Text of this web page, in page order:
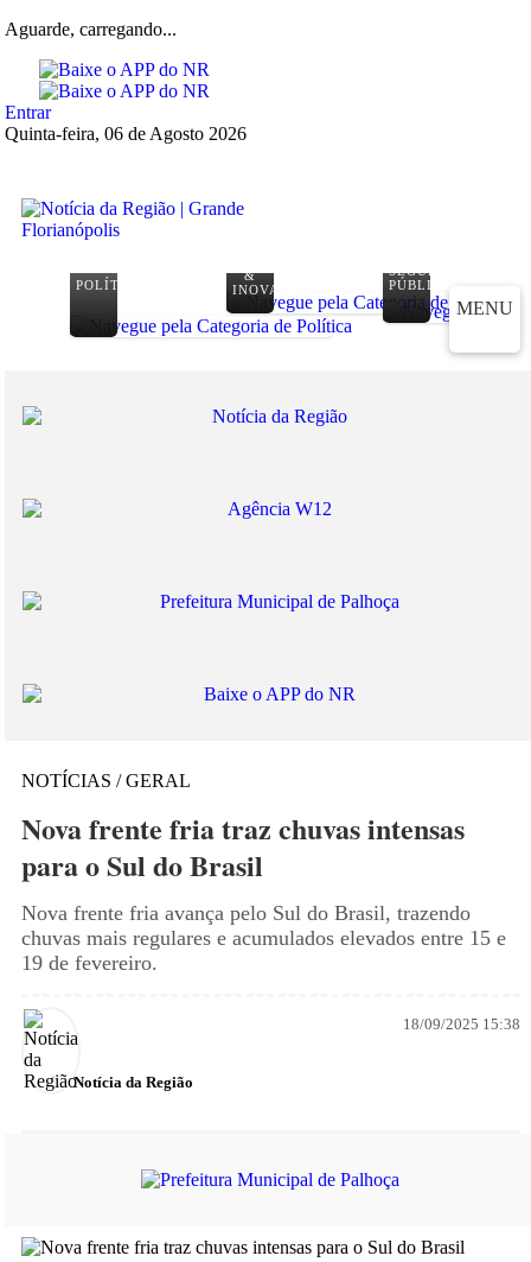
Aguarde, carregando...
Entrar
Quinta-feira, 06 de Agosto 2026
MENU
POLÍTICA
&
INOVAÇÃO
SEGURANÇA
PÚBLICA
NOTÍCIAS / GERAL
Nova frente fria traz chuvas intensas
para o Sul do Brasil
Nova frente fria avança pelo Sul do Brasil, trazendo
chuvas mais regulares e acumulados elevados entre 15 e
19 de fevereiro.
Notícia da Região
18/09/2025 15:38